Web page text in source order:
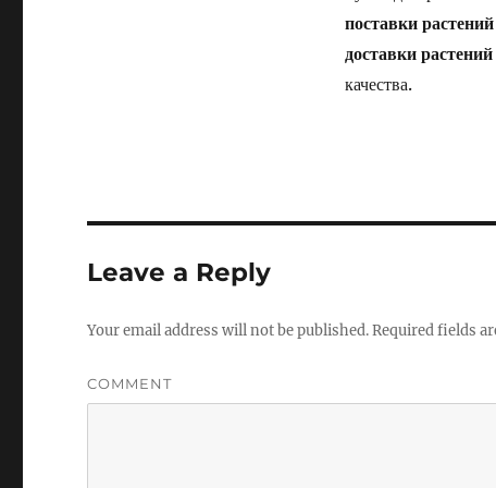
поставки
доставки
качества.
Leave a Reply
Your email address will not be published.Required fields
COMMENT